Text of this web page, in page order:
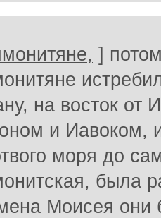
]
на восток
и Иавоком,
моря до
была
Моисея они